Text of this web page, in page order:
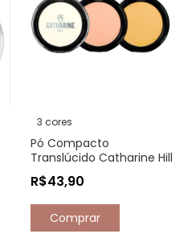
3 cores
Pó Compacto
Translúcido Catharine Hill
R$43,90
Comprar